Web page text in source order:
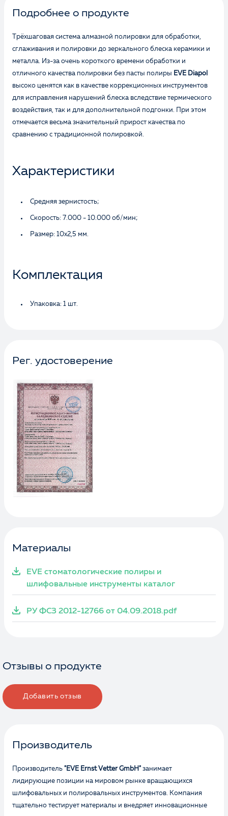
Подробнее о продукте
Трёхшаговая система алмазной полировки для обработки,
сглаживания и полировки до зеркального блеска керамики и
металла. Из-за очень короткого времени обработки и
отличного качества полировки без пасты полиры EVE Diapol
высоко ценятся как в качестве коррекционных инструментов
для исправления нарушений блеска вследствие термического
воздействия, так и для дополнительной подгонки. При этом
отмечается весьма значительный прирост качества по
сравнению с традиционной полировкой.
Характеристики
Средняя зернистость;
Скорость: 7.000 - 10.000 об/мин;
Размер: 10х2,5 мм.
Комплектация
Упаковка: 1 шт.
Рег. удостоверение
Материалы
EVE стоматологические полиры и
шлифовальные инструменты каталог
РУ ФСЗ 2012-12766 от 04.09.2018.pdf
Отзывы о продукте
Добавить отзыв
Производитель
Производитель "EVE Ernst Vetter GmbH" занимает
лидирующие позиции на мировом рынке вращающихся
шлифовальных и полировальных инструментов. Компания
тщательно тестирует материалы и внедряет инновационные